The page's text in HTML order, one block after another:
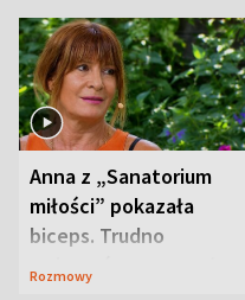
Anna z „Sanatorium
miłości” pokazała
biceps. Trudno
uwierzyć, co przeszła
Rozmowy